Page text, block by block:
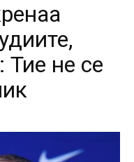
не се